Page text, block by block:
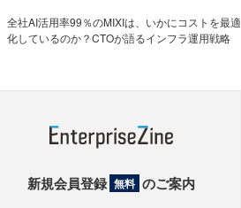
全社AI活用率99％のMIXIは、いかにコストを最適
化しているのか？CTOが語るインフラ運用戦略
新規会員登録 無料 のご案内